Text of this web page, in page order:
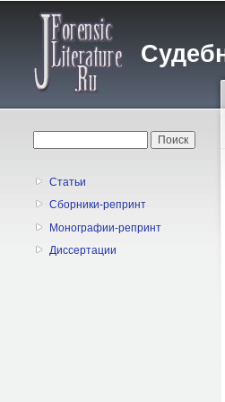
Статьи
Сборники-репринт
Монографии-репринт
Диссертации